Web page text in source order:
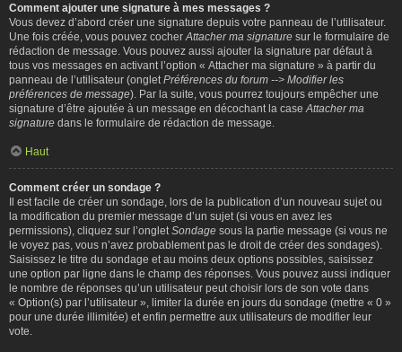
Comment ajouter une signature à mes messages ?
Vous devez d’abord créer une signature depuis votre panneau de l’utilisateur.
Une fois créée, vous pouvez cocher Attacher ma signature sur le formulaire de
rédaction de message. Vous pouvez aussi ajouter la signature par défaut à
tous vos messages en activant l’option « Attacher ma signature » à partir du
panneau de l’utilisateur (onglet Préférences du forum --> Modifier les
préférences de message). Par la suite, vous pourrez toujours empêcher une
signature d’être ajoutée à un message en décochant la case Attacher ma
signature dans le formulaire de rédaction de message.
Haut
Comment créer un sondage ?
Il est facile de créer un sondage, lors de la publication d’un nouveau sujet ou
la modification du premier message d’un sujet (si vous en avez les
permissions), cliquez sur l’onglet Sondage sous la partie message (si vous ne
le voyez pas, vous n’avez probablement pas le droit de créer des sondages).
Saisissez le titre du sondage et au moins deux options possibles, saisissez
une option par ligne dans le champ des réponses. Vous pouvez aussi indiquer
le nombre de réponses qu’un utilisateur peut choisir lors de son vote dans
« Option(s) par l’utilisateur », limiter la durée en jours du sondage (mettre « 0 »
pour une durée illimitée) et enfin permettre aux utilisateurs de modifier leur
vote.